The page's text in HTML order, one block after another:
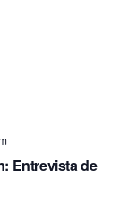
Entrevista de